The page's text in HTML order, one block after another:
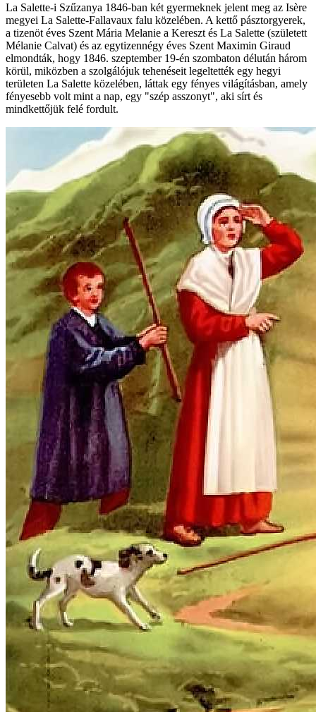
La Salette-i Szűzanya 1846-ban két gyermeknek jelent meg az Isère
megyei La Salette-Fallavaux falu közelében. A kettő pásztorgyerek,
a tizenöt éves Szent Mária Melanie a Kereszt és La Salette (született
Mélanie Calvat) és az egytizennégy éves Szent Maximin Giraud
elmondták, hogy 1846. szeptember 19-én szombaton délután három
körül, miközben a szolgálójuk tehenéseit legeltették egy hegyi
területen La Salette közelében, láttak egy fényes világításban, amely
fényesebb volt mint a nap, egy "szép asszonyt", aki sírt és
mindkettőjük felé fordult.